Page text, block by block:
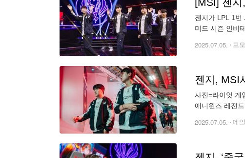
젠지가 LPL 1번
미드 시즌 인비
2025.07.05. 포
젠지, MSI
사진=라이엇 게임즈. ◆ MSI 패자 1라운드 ▶ 애니원즈 레전드 2대3 젠지e스포츠 1세트 애니원즈 레전드 승
애니원즈 레전
2025.07.05. 데